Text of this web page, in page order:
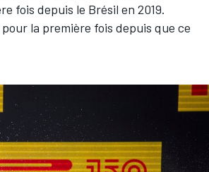
fois depuis le Brésil en 2019.
la première fois depuis que ce